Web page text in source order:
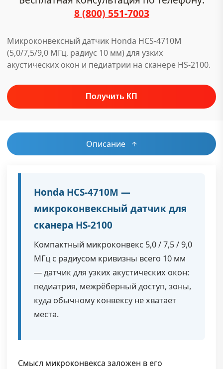
8 (800) 551-7003
Микроконвексный датчик Honda HCS-4710M
(5,0/7,5/9,0 МГц, радиус 10 мм) для узких
акустических окон и педиатрии на сканере HS-2100.
Описание
Honda HCS-4710M —
микроконвексный датчик для
сканера HS-2100
Компактный микроконвекс 5,0 / 7,5 / 9,0
МГц с радиусом кривизны всего 10 мм
— датчик для узких акустических окон:
педиатрия, межрёберный доступ, зоны,
куда обычному конвексу не хватает
места.
Смысл микроконвекса заложен в его